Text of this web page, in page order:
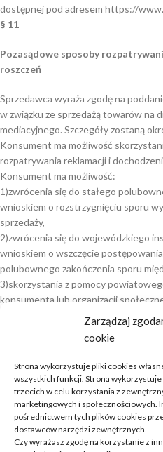
Zarządzaj
cookie
Strona wykorzystuje pliki cookies
wszystkich funkcji. Strona
trzecich w celu korzystania z
marketingowych i społecznościowych.
pośrednictwem tych plików cookies
dostawców narzędzi zewnętrznych.
Czy wyrażasz zgodę na korzystanie z
dostępnej pod adresem https://
§ 11
Pozasądowe sposoby
roszczeń
Sprzedawca wyraża zgodę na
w związku ze sprzedażą towarów na
mediacyjnego. Szczegóły zostaną
Konsument ma możliwość
rozpatrywania reklamacji i
Konsument ma możliwość:
1)zwrócenia się do stałego
wnioskiem o rozstrzygnięciu sporu
sprzedaży,
2)zwrócenia się do wojewódzkiego
wnioskiem o wszczęcie
polubownego zakończenia sporu
3)skorzystania z pomocy
konsumenta lub organizacji
należy ochrona konsumentów.
Bardziej szczegółowych informacji
rozpatrywania reklamacji i
szukać na stronie internetowej
Konsument może również
jest pod adresemhttp://
rozstrzyganiu sporów pomiędzy
dążącymi do pozasądowego
zobowiązań umownych